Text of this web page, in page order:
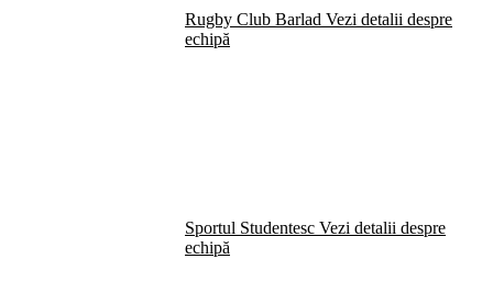
Rugby Club Barlad Vezi detalii despre
echipă
Sportul Studentesc Vezi detalii despre
echipă